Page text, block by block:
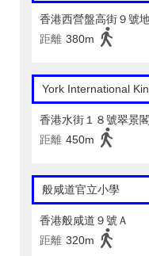
香港西營盤高街９號
距離 380m
York International
香港水街１８號翠景
距離 450m
般咸道官立小學
香港般咸道９號Ａ
距離 320m